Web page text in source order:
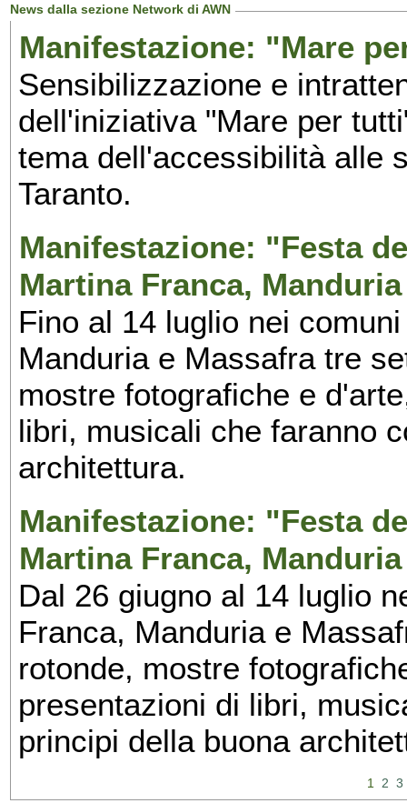
News dalla sezione Network di AWN
Manifestazione: "Mare
Sensibilizzazione e
dell'iniziativa "Mare per
tema dell'accessibilità alle
Taranto.
Manifestazione: "Festa
Martina Franca,
Fino al 14 luglio nei
Manduria e Massafra tre
mostre fotografiche e
libri, musicali che faranno
architettura.
Manifestazione: "Festa
Martina Franca,
Dal 26 giugno al 14 luglio
Franca, Manduria e
rotonde, mostre
presentazioni di libri,
principi della buona
1 2 3